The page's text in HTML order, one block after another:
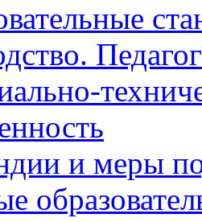
и меры